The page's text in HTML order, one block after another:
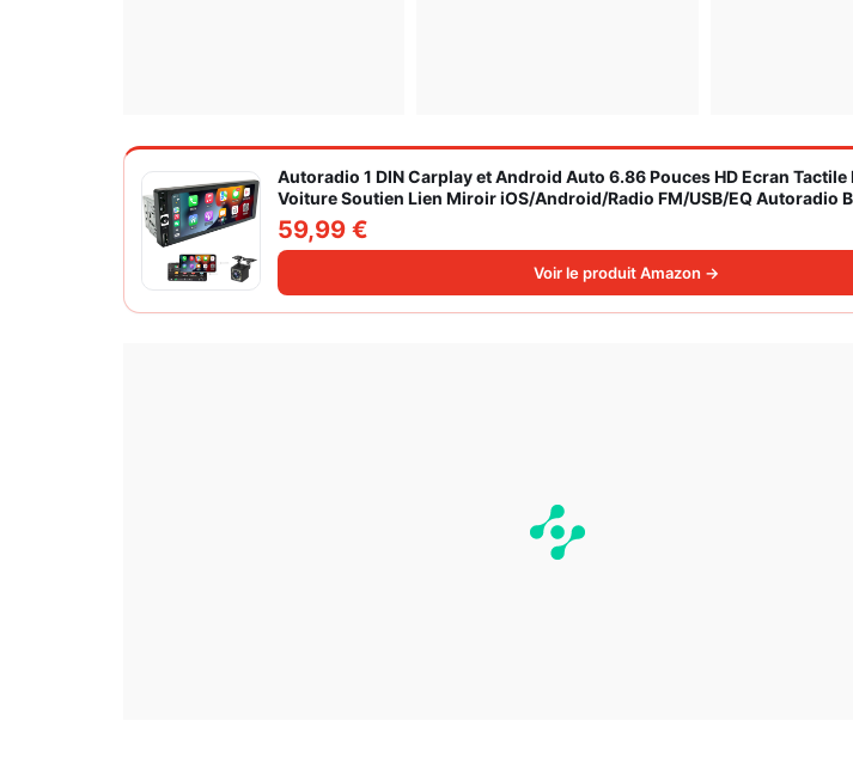
Autoradio 1 DIN Carplay et Android Auto 6.86 Pouces HD Ecran Tactile
Voiture Soutien Lien Miroir iOS/Android/Radio FM/USB/EQ Autoradio
Caméra de Recul
59,99 €
Voir le produit Amazon →